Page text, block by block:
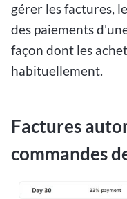
gérer les factures,
des paiements
façon dont les
habituellement.
Factures
commandes